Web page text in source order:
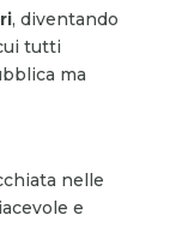
, diventando
tutti
ma
nelle
e